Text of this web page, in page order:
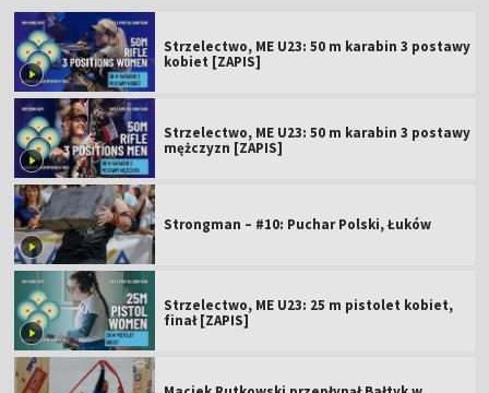
Strzelectwo, ME U23: 50 m karabin 3 postawy
kobiet [ZAPIS]
Strzelectwo, ME U23: 50 m karabin 3 postawy
mężczyzn [ZAPIS]
Strongman – #10: Puchar Polski, Łuków
Strzelectwo, ME U23: 25 m pistolet kobiet,
finał [ZAPIS]